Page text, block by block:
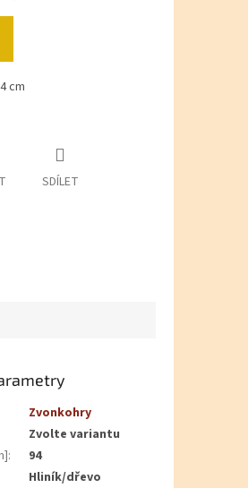
cm
SDÍLET
Zvonkohry
Zvolte variantu
:
94
Hliník/dřevo